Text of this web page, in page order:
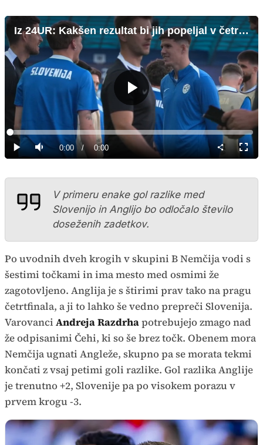
Iz 24UR: Kakšen rezultat bi jih popeljal v četrtfinale?
Predvajaj
Predvajaj
Tiho Current
0:00 / Duration
0:00
Loaded:
0%
način
V primeru enake gol razlike med
Slovenijo in Anglijo bo odločalo število
doseženih zadetkov.
Po uvodnih dveh krogih v skupini B Nemčija vodi s
šestimi točkami in ima mesto med osmimi že
zagotovljeno. Anglija je s štirimi prav tako na pragu
četrtfinala, a ji to lahko še vedno prepreči Slovenija.
Varovanci Andreja Razdrhapotrebujejo zmago nad
že odpisanimi Čehi, ki so še brez točk. Obenem mora
Nemčija ugnati Angleže, skupno pa se morata tekmi
končati z vsaj petimi goli razlike. Gol razlika Anglije
je trenutno +2, Slovenije pa po visokem porazu v
prvem krogu -3.